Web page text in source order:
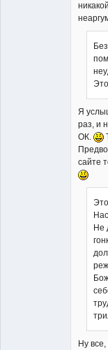
Я
раз, и
ОК.
сайте
Не
Ну